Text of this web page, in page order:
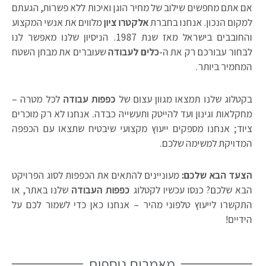
אתם מחפשים שילוב של מחיר הוגן ואיכות ללא פשרות, הגעתם
הנכון. אנחנו בחברתאלקטרו ציוןמלווים את אנשי המקצוע
והחובבים בישראל מאז שנת 1987. הניסיון שלנו מאפשר לנו
עבורכם רק את ה-כלים לעבודהשעוברים את מבחן השטח
ביותר.
שלנו תמצאו מגוון עצום שלכפפות עבודהלכל מטרה –
וגינון ועד להייטק ותעשייה כבדה. אנחנו לא רק מוכרים
אנחנו מספקים ייעוץ מקצועי שיבטיח שתצאו עם הכפפה
למשימה שלכם.
הבא שלכם:מעוניינים להתאים את הכפפות לסוג הפרויקט
שלכם? כנסו עכשיו לקטלוגכפפות העבודהשלנו באתר, או
לייעוץ טלפוני מהיר – אנחנו כאן כדי לשמור לכם על